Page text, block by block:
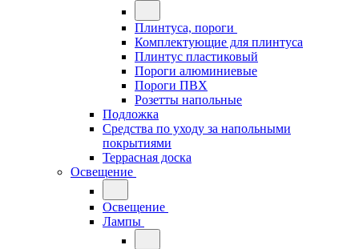
Плинтуса, пороги
Комплектующие для плинтуса
Плинтус пластиковый
Пороги алюминиевые
Пороги ПВХ
Розетты напольные
Подложка
Средства по уходу за напольными
покрытиями
Террасная доска
Освещение
Освещение
Лампы